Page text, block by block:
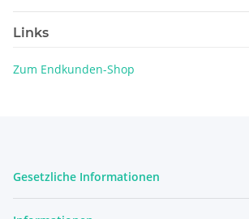
Links
Zum Endkunden-Shop
Gesetzliche Informationen